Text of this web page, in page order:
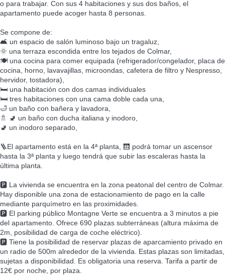
o para trabajar. Con sus 4 habitaciones y sus dos baños, el
apartamento puede acoger hasta 8 personas.
Se compone de:
🛋️ un espacio de salón luminoso bajo un tragaluz,
🌞 una terraza escondida entre los tejados de Colmar,
🍽️ una cocina para comer equipada (refrigerador/congelador, placa de
cocina, horno, lavavajillas, microondas, cafetera de filtro y Nespresso,
hervidor, tostadora),
🛏️ una habitación con dos camas individuales
🛏️ tres habitaciones con una cama doble cada una,
🛁 un baño con bañera y lavadora,
🚿 🚽 un baño con ducha italiana y inodoro,
🚽 un inodoro separado,
🪜El apartamento está en la 4ª planta, 🛗 podrá tomar un ascensor
hasta la 3ª planta y luego tendrá que subir las escaleras hasta la
última planta.
🅿️ La vivienda se encuentra en la zona peatonal del centro de Colmar.
Hay disponible una zona de estacionamiento de pago en la calle
mediante parquímetro en las proximidades.
🅿️ El parking público Montagne Verte se encuentra a 3 minutos a pie
del apartamento. Ofrece 690 plazas subterráneas (altura máxima de
2m, posibilidad de carga de coche eléctrico).
🅿️ Tiene la posibilidad de reservar plazas de aparcamiento privado en
un radio de 500m alrededor de la vivienda. Estas plazas son limitadas,
sujetas a disponibilidad. Es obligatoria una reserva. Tarifa a partir de
12€ por noche, por plaza.